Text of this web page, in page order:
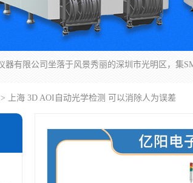
> 上海 3D AOI自动光学检测 可以消除人为误差